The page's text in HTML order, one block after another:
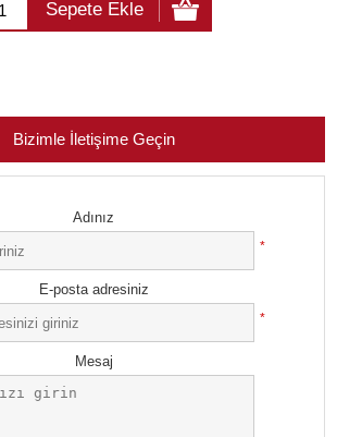
Sepete Ekle
Bizimle İletişime Geçin
Adınız
*
E-posta adresiniz
*
Mesaj